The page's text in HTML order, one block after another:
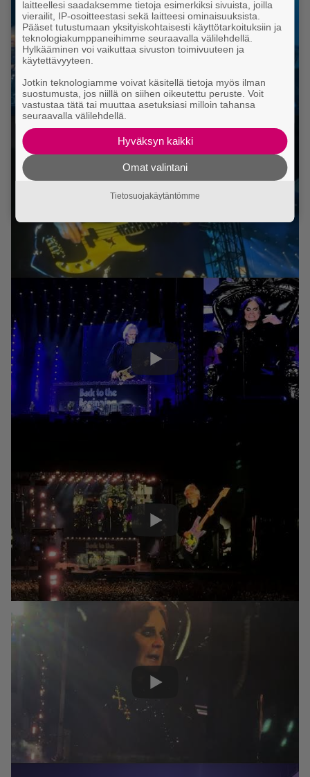
laitteellesi saadaksemme tietoja esimerkiksi sivuista, joilla
vierailit, IP-osoitteestasi sekä laitteesi ominaisuuksista.
Pääset tutustumaan yksityiskohtaisesti käyttötarkoituksiin ja
teknologiakumppaneihimme seuraavalla välilehdellä.
Hylkääminen voi vaikuttaa sivuston toimivuuteen ja
käytettävyyteen.
Jotkin teknologiamme voivat käsitellä tietoja myös ilman
suostumusta, jos niillä on siihen oikeutettu peruste. Voit
vastustaa tätä tai muuttaa asetuksiasi milloin tahansa
seuraavalla välilehdellä.
Hyväksyn kaikki
Omat valintani
Tietosuojakäytäntömme